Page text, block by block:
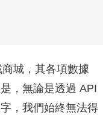
城，其各項數據
，無論是透過 API
，我們始終無法得